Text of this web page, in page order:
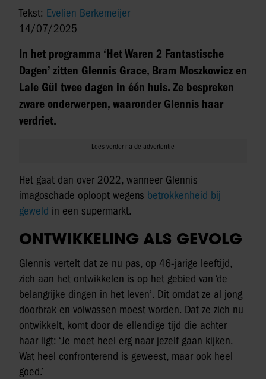
Tekst: Evelien Berkemeijer
14/07/2025
In het programma ‘Het Waren 2 Fantastische
Dagen’ zitten Glennis Grace, Bram Moszkowicz en
Lale Gül twee dagen in één huis. Ze bespreken
zware onderwerpen, waaronder Glennis haar
verdriet.
Het gaat dan over 2022, wanneer Glennis
imagoschade oploopt wegens betrokkenheid bij
geweld in een supermarkt.
ONTWIKKELING ALS GEVOLG
Glennis vertelt dat ze nu pas, op 46-jarige leeftijd,
zich aan het ontwikkelen is op het gebied van ‘de
belangrijke dingen in het leven’. Dit omdat ze al jong
doorbrak en volwassen moest worden. Dat ze zich nu
ontwikkelt, komt door de ellendige tijd die achter
haar ligt: ‘Je moet heel erg naar jezelf gaan kijken.
Wat heel confronterend is geweest, maar ook heel
goed.’